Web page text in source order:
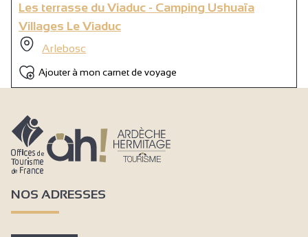
Les terrasse du Viaduc - Camping Ushuaïa
Villages Le Viaduc
Arlebosc
Ajouter à mon carnet de voyage
NOS ADRESSES